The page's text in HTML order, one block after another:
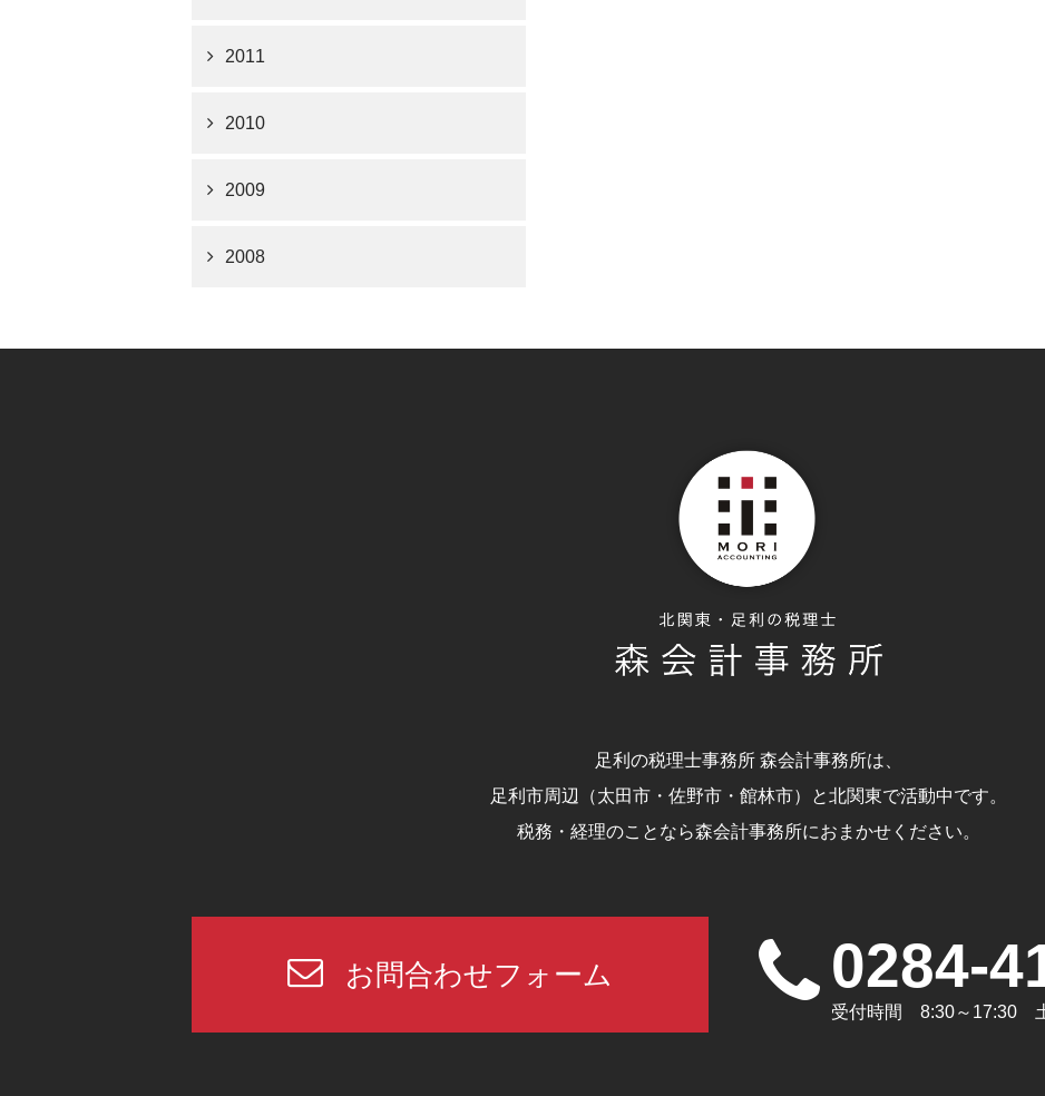
2011
2010
2009
2008
足利の税理士事務所 森会計事務所は、
足利市周辺（太田市・佐野市・館林市）と北関東で活動中です。
税務・経理のことなら森会計事務所におまかせください。
お問合わせフォーム 0284-
受付時間 8:30～17:30